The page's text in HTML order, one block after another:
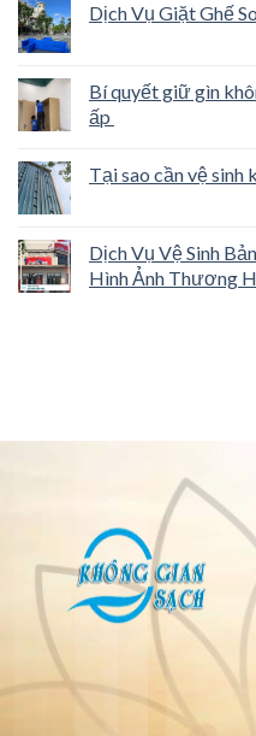
Dịch Vụ Giặt Ghế
Bí quyết giữ gìn
ấp
Tại sao cần vệ sinh
Dịch Vụ Vệ Sinh
Hình Ảnh Thương